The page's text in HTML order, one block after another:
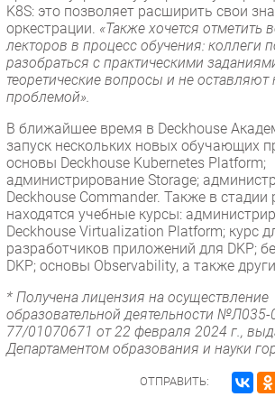
K8S: это позволяет расширить свои
оркестрации. «Также хочется отметить
лекторов в процесс обучения: коллеги
разобраться с практическими
теоретические вопросы и не оставляют
проблемой».
В ближайшее время в Deckhouse
запуск нескольких новых обучающих
основы Deckhouse Kubernetes Platform;
администрирование Storage;
Deckhouse Commander. Также в стадии
находятся учебные курсы:
Deckhouse Virtualization Platform; курс
разработчиков приложений для DKP;
DKP; основы Observability, а также
* Получена лицензия на осуществление
образовательной деятельности
77/01070671 от 22 февраля 2024 г.,
Департаментом образования и науки
ОТПРАВИТЬ: